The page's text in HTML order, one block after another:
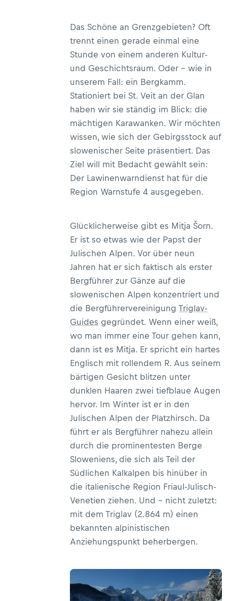
Das Schöne an Grenzgebieten? Oft
trennt einen gerade einmal eine
Stunde von einem anderen Kultur-
und Geschichtsraum. Oder – wie in
unserem Fall: ein Bergkamm.
Stationiert bei St. Veit an der Glan
haben wir sie ständig im Blick: die
mächtigen Karawanken. Wir möchten
wissen, wie sich der Gebirgsstock auf
slowenischer Seite präsentiert. Das
Ziel will mit Bedacht gewählt sein:
Der Lawinenwarndienst hat für die
Region Warnstufe 4 ausgegeben.
Glücklicherweise gibt es Mitja Šorn.
Er ist so etwas wie der Papst der
Julischen Alpen. Vor über neun
Jahren hat er sich faktisch als erster
Bergführer zur Gänze auf die
slowenischen Alpen konzentriert und
die Bergführervereinigung Triglav-
Guides gegründet. Wenn einer weiß,
wo man immer eine Tour gehen kann,
dann ist es Mitja. Er spricht ein hartes
Englisch mit rollendem R. Aus seinem
bärtigen Gesicht blitzen unter
dunklen Haaren zwei tiefblaue Augen
hervor. Im Winter ist er in den
Julischen Alpen der Platzhirsch. Da
führt er als Bergführer nahezu allein
durch die prominentesten Berge
Sloweniens, die sich als Teil der
Südlichen Kalkalpen bis hinüber in
die italienische Region Friaul-Julisch-
Venetien ziehen. Und – nicht zuletzt:
mit dem Triglav (2.864 m) einen
bekannten alpinistischen
Anziehungspunkt beherbergen.